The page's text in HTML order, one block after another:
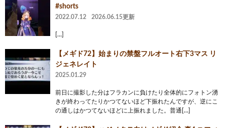
#shorts
2022.07.12 2026.06.15更新
[…]
【メギド72】始まりの禁盤フルオート右下3マス リ
ジェネレイト
2025.01.29
前日に撮影した分はフラカンに負けたり全体的にフォトン湧
きが終わってたりかつてないほど下振れたんですが、逆にこ
の通しはかつてないほどに上振れました。普通[…]